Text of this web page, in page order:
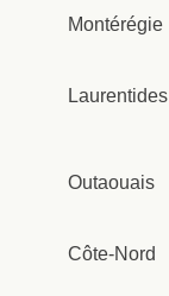
Montérégie
Laurentides
Outaouais
Côte-Nord